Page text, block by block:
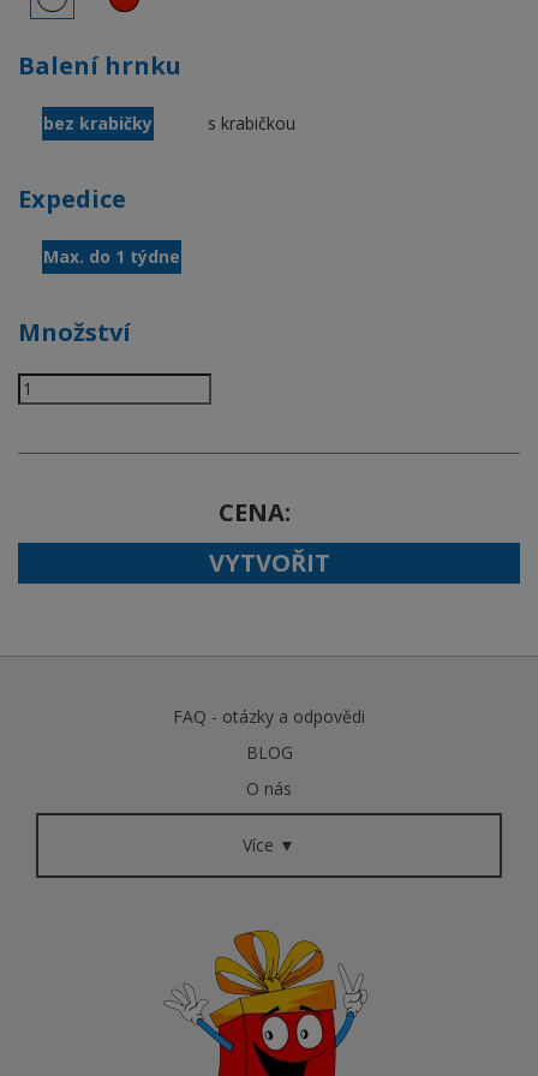
Balení hrnku
bez krabičky s krabičkou
Expedice
Max. do 1 týdne
Množství
CENA
VYTVOŘIT
FAQ - otázky a odpovědi
BLOG
O nás
Více ▼